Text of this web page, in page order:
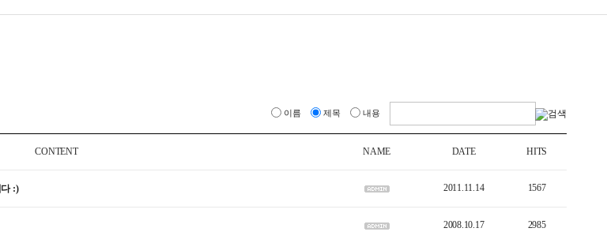
이름 제목 내용
CONTENT NAME DATE HITS
:) 2011.11.14 1567
2008.10.17 2985